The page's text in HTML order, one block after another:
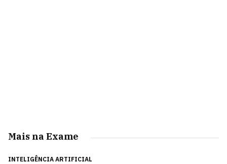
Mais na Exame
INTELIGÊNCIA ARTIFICIAL